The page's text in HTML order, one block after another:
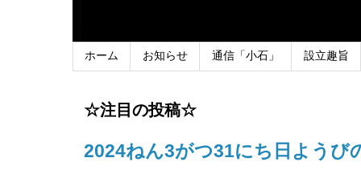
ホーム お知らせ 通信「小石」 設立趣旨
☆注目の投稿☆
2024ねん3がつ31にち日ようび